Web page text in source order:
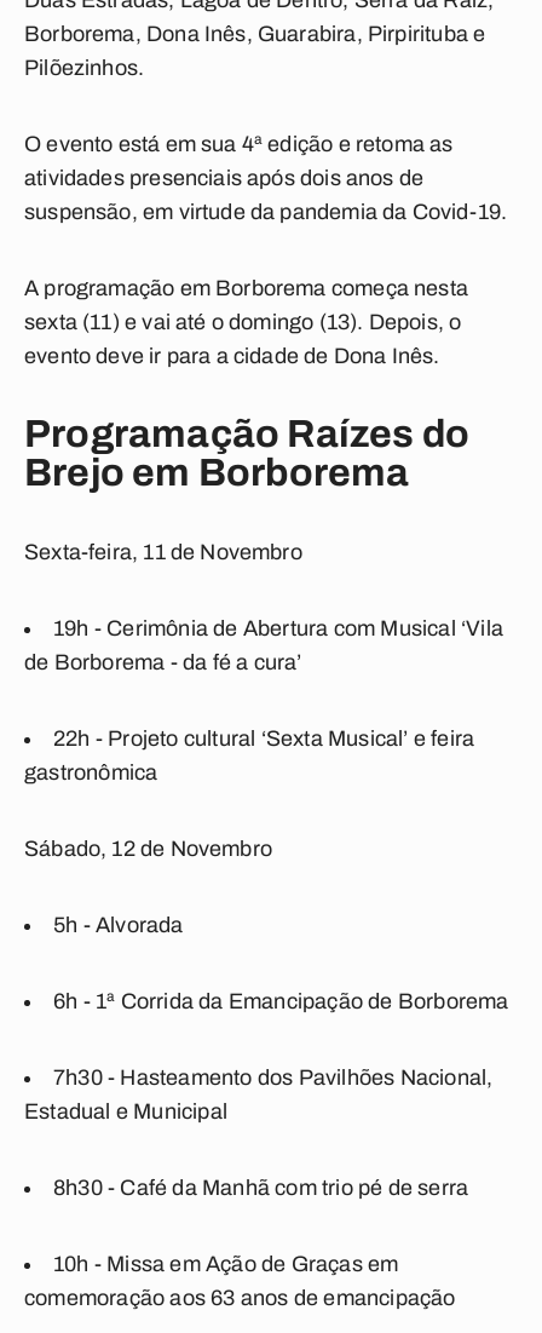
Borborema, Dona Inês, Guarabira, Pirpirituba e
Pilõezinhos.
O evento está em sua 4ª edição e retoma as
atividades presenciais após dois anos de
suspensão, em virtude da pandemia da Covid-19.
A programação em Borborema começa nesta
sexta (11) e vai até o domingo (13). Depois, o
evento deve ir para a cidade de Dona Inês.
Programação Raízes do
Brejo em Borborema
Sexta-feira, 11 de Novembro
19h - Cerimônia de Abertura com Musical ‘Vila
de Borborema - da fé a cura’
22h - Projeto cultural ‘Sexta Musical’ e feira
gastronômica
Sábado, 12 de Novembro
5h - Alvorada
6h - 1ª Corrida da Emancipação de Borborema
7h30 - Hasteamento dos Pavilhões Nacional,
Estadual e Municipal
8h30 - Café da Manhã com trio pé de serra
10h - Missa em Ação de Graças em
comemoração aos 63 anos de emancipação